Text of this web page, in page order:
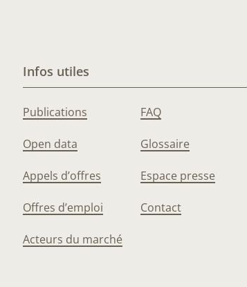
Infos utiles
Publications
Open data
Appels d’offres
Offres d’emploi
Acteurs du marché
FAQ
Glossaire
Espace presse
Contact